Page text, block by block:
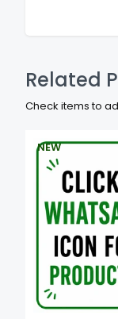
Related
Check items to
NEW